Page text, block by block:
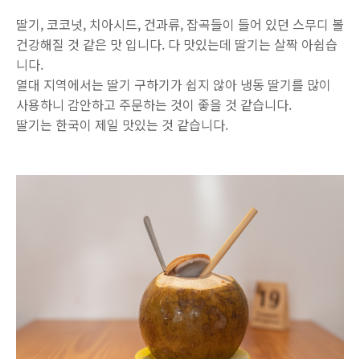
딸기, 코코넛, 치아시드, 건과류, 잡곡들이 들어 있던 스무디 볼
건강해질 것 같은 맛 입니다. 다 맛있는데 딸기는 살짝 아쉽습
니다.
열대 지역에서는 딸기 구하기가 쉽지 않아 냉동 딸기를 많이
사용하니 감안하고 주문하는 것이 좋을 것 같습니다.
딸기는 한국이 제일 맛있는 것 같습니다.